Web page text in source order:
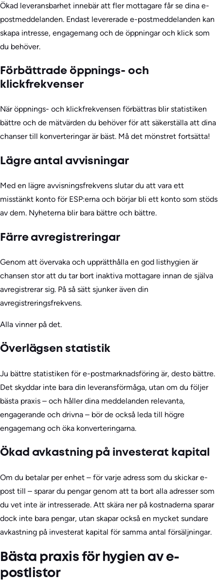
Ökad leveransbarhet innebär att fler mottagare får se dina e-
postmeddelanden. Endast levererade e-postmeddelanden kan
skapa intresse, engagemang och de öppningar och klick som
du behöver.
Förbättrade öppnings- och
klickfrekvenser
När öppnings- och klickfrekvensen förbättras blir statistiken
bättre och de mätvärden du behöver för att säkerställa att dina
chanser till konverteringar är bäst. Må det mönstret fortsätta!
Lägre antal avvisningar
Med en lägre avvisningsfrekvens slutar du att vara ett
misstänkt konto för ESP:erna och börjar bli ett konto som stöds
av dem. Nyheterna blir bara bättre och bättre.
Färre avregistreringar
Genom att övervaka och upprätthålla en god listhygien är
chansen stor att du tar bort inaktiva mottagare innan de själva
avregistrerar sig. På så sätt sjunker även din
avregistreringsfrekvens.
Alla vinner på det.
Överlägsen statistik
Ju bättre statistiken för e-postmarknadsföring är, desto bättre.
Det skyddar inte bara din leveransförmåga, utan om du följer
bästa praxis – och håller dina meddelanden relevanta,
engagerande och drivna – bör de också leda till högre
engagemang och öka konverteringarna.
Ökad avkastning på investerat kapital
Om du betalar per enhet – för varje adress som du skickar e-
post till – sparar du pengar genom att ta bort alla adresser som
du vet inte är intresserade. Att skära ner på kostnaderna sparar
dock inte bara pengar, utan skapar också en mycket sundare
avkastning på investerat kapital för samma antal försäljningar.
Bästa praxis för hygien av e-
postlistor